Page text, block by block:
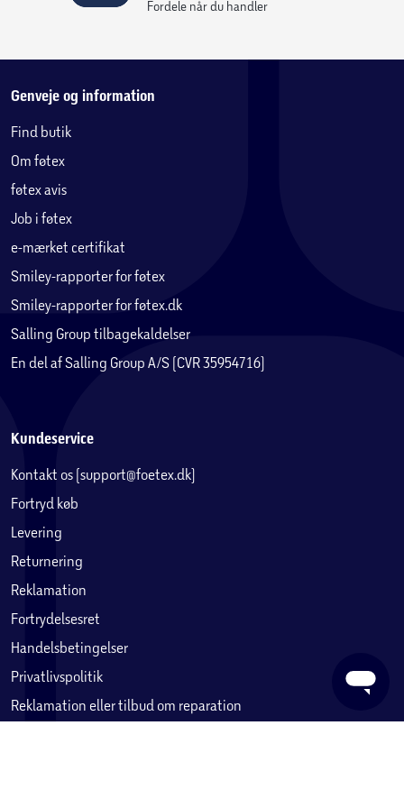
Fordele når du handler
Genveje og information
Find butik
Om føtex
føtex avis
Job i føtex
e-mærket certifikat
Smiley-rapporter for føtex
Smiley-rapporter for føtex.dk
Salling Group tilbagekaldelser
En del af Salling Group A/S (CVR 35954716)
Kundeservice
Kontakt os (support@foetex.dk)
Fortryd køb
Levering
Returnering
Reklamation
Fortrydelsesret
Handelsbetingelser
Privatlivspolitik
Reklamation eller tilbud om reparation